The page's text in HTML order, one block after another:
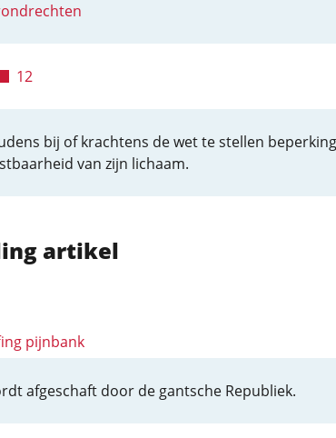
12
bij of krachtens de wet te stellen
van zijn lichaam.
artikel
pijnbank
afgeschaft door de gantsche Republiek.